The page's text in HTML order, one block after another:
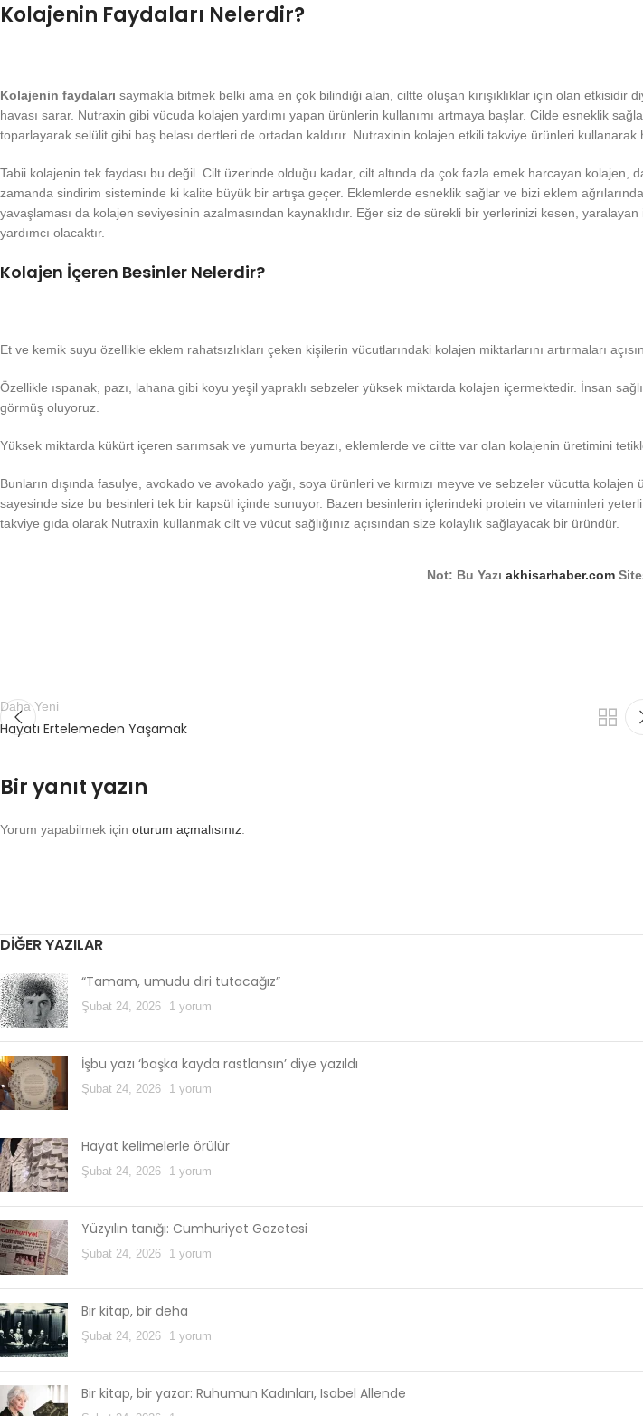
Kolajenin Faydaları Nelerdir?
Kolajenin faydaları saymakla bitmek belki ama en çok bilindiği alan, ciltte oluşan kırışıklıklar için olan
havası sarar. Nutraxin gibi vücuda kolajen yardımı yapan ürünlerin kullanımı artmaya başlar. Cilde esneklik
toparlayarak selülit gibi baş belası dertleri de ortadan kaldırır. Nutraxinin kolajen etkili takviye ürünleri
Tabii kolajenin tek faydası bu değil. Cilt üzerinde olduğu kadar, cilt altında da çok fazla emek harcayan kolajen,
zamanda sindirim sisteminde ki kalite büyük bir artışa geçer. Eklemlerde esneklik sağlar ve bizi eklem
yavaşlaması da kolajen seviyesinin azalmasından kaynaklıdır. Eğer siz de sürekli bir yerlerinizi kesen,
yardımcı olacaktır.
Kolajen İçeren Besinler Nelerdir?
Et ve kemik suyu özellikle eklem rahatsızlıkları çeken kişilerin vücutlarındaki kolajen miktarlarını artırmaları
Özellikle ıspanak, pazı, lahana gibi koyu yeşil yapraklı sebzeler yüksek miktarda kolajen içermektedir. İnsan
görmüş oluyoruz.
Yüksek miktarda kükürt içeren sarımsak ve yumurta beyazı, eklemlerde ve ciltte var olan kolajenin üretimini
Bunların dışında fasulye, avokado ve avokado yağı, soya ürünleri ve kırmızı meyve ve sebzeler vücutta
sayesinde size bu besinleri tek bir kapsül içinde sunuyor. Bazen besinlerin içlerindeki protein ve vitaminleri
takviye gıda olarak Nutraxin kullanmak cilt ve vücut sağlığınız açısından size kolaylık sağlayacak bir üründür.
Not: Bu Yazı akhisarhaber.com
Daha Yeni
Hayatı Ertelemeden Yaşamak
Bir yanıt yazın
Yorum yapabilmek için oturum açmalısınız
DIĞER YAZILAR
“Tamam, umudu diri tutacağız”
Şubat 24, 2026 1 yorum
İşbu yazı ‘başka kayda rastlansın’ diye yazıldı
Şubat 24, 2026 1 yorum
Hayat kelimelerle örülür
Şubat 24, 2026 1 yorum
Yüzyılın tanığı: Cumhuriyet Gazetesi
Şubat 24, 2026 1 yorum
Bir kitap, bir deha
Şubat 24, 2026 1 yorum
Bir kitap, bir yazar: Ruhumun Kadınları, Isabel Allende